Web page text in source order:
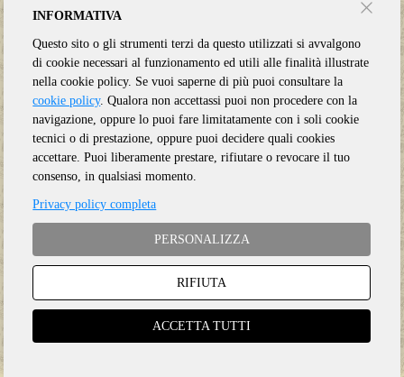
CUDDY JIM
ALL THE WORLD FADES AWAY
CD
€20.50
CUDDY JIM
COUNTRYWIDE SOUL
INFORMATIVA
Questo sito o gli strumenti terzi da questo utilizzati si avvalgono
di cookie necessari al funzionamento ed utili alle finalità illustrate
nella cookie policy. Se vuoi saperne di più puoi consultare la
cookie policy. Qualora non accettassi puoi non procedere con la
navigazione, oppure lo puoi fare limitatamente con i soli cookie
tecnici o di prestazione, oppure puoi decidere quali cookies
accettare. Puoi liberamente prestare, rifiutare o revocare il tuo
consenso, in qualsiasi momento.
Privacy policy completa
PERSONALIZZA
RIFIUTA
ACCETTA TUTTI